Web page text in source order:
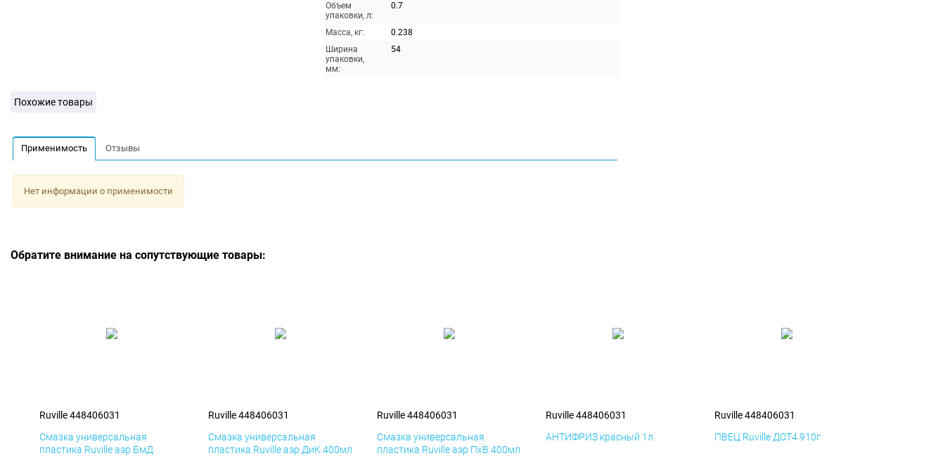
Объем
упаковки, л:
0.7
Масса, кг:
0.238
Ширина
упаковки,
мм:
54
Похожие товары
Применимость Отзывы
Нет информации о применимости
Обратите внимание на сопутствующие товары:
Ruville 448406031
Смазка универсальная
пластика Ruville аэр БмД
Ruville 448406031
Смазка универсальная
пластика Ruville аэр ДиК 400мл
Ruville 448406031
Смазка универсальная
пластика Ruville аэр ПхВ 400мл
Ruville 448406031
АНТИФРИЗ красный 1л.
Ruville 448406031
ПВЕЦ Ruville ДОТ4 910г